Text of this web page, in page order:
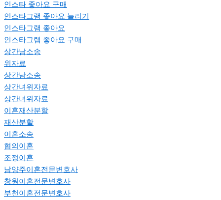
인스타 좋아요 구매
인스타그램 좋아요 늘리기
인스타그램 좋아요
인스타그램 좋아요 구매
상간남소송
위자료
상간남소송
상간녀위자료
상간녀위자료
이혼재산분할
재산분할
이혼소송
협의이혼
조정이혼
남양주이혼전문변호사
창원이혼전문변호사
부천이혼전문변호사